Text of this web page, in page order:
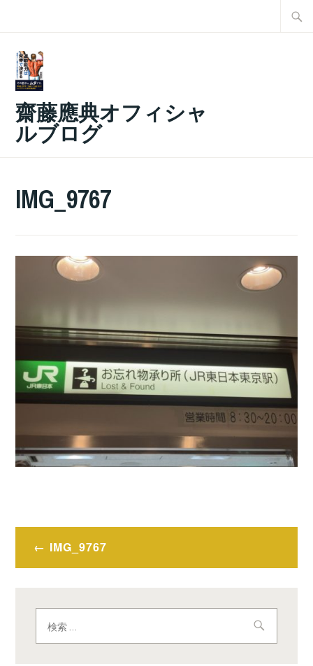
齋藤應典オフィシャ
ルブログ
IMG_9767
投
稿
ビ
ゲ
IMG_9767
索: